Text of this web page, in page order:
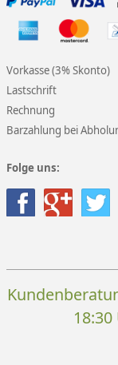
Vorkasse (3% Skonto)
Lastschrift
Rechnung
Barzahlung bei
Folge uns:
18:30